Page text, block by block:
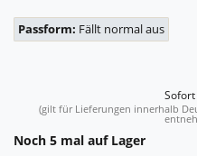
Passform: Fällt normal aus
(gilt für Lieferungen innerhalb
Noch 5 mal auf Lager